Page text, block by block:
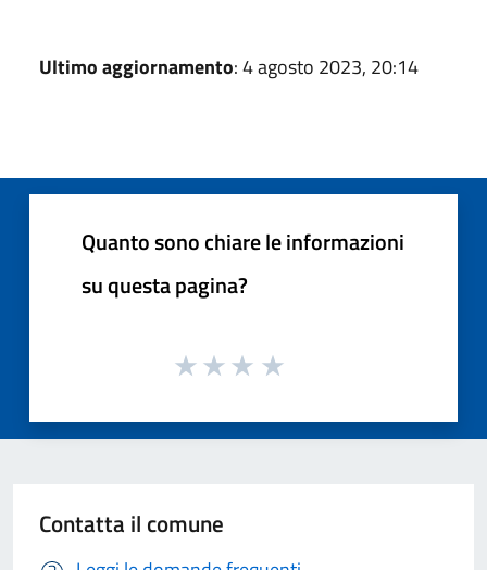
Ultimo aggiornamento: 4 agosto 2023, 20:14
Quanto sono chiare le informazioni
su questa pagina?
Contatta il comune